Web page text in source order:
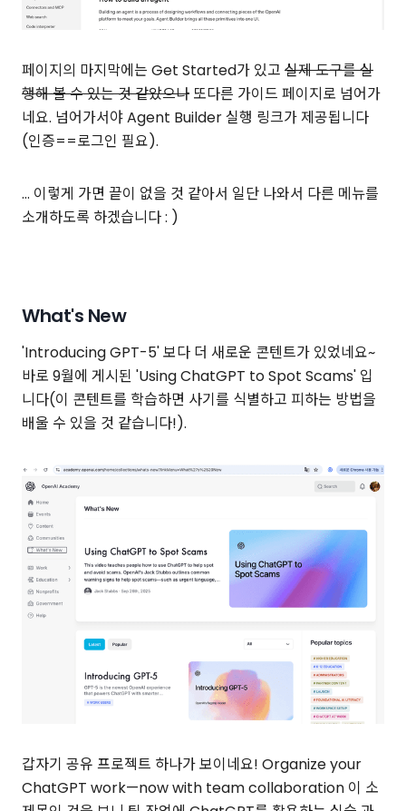
페이지의 마지막에는 Get Started가 있고 실제 도구를 실
행해 볼 수 있는 것 같았으나 또다른 가이드 페이지로 넘어가
네요. 넘어가서야 Agent Builder 실행 링크가 제공됩니다
(인증==로그인 필요).
... 이렇게 가면 끝이 없을 것 같아서 일단 나와서 다른 메뉴를
소개하도록 하겠습니다 : )
What's New
'Introducing GPT-5' 보다 더 새로운 콘텐트가 있었네요~
바로 9월에 게시된 'Using ChatGPT to Spot Scams' 입
니다(이 콘텐트를 학습하면 사기를 식별하고 피하는 방법을
배울 수 있을 것 같습니다!).
갑자기 공유 프로젝트 하나가 보이네요! Organize your
ChatGPT work—now with team collaboration 이 소